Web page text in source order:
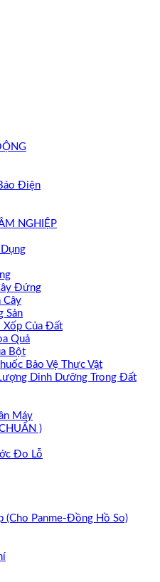
Điện
NGHIỆP
Đứng
Cây
Sản
Của Đất
Quả
Bột
Bảo Vệ Thực Vật
Dinh Dưỡng Trong Đất
Máy
)
Đo Lỗ
Panme-Đồng Hồ So)